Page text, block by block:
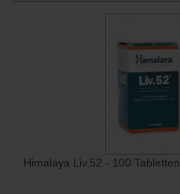
Himalaya Liv.52 - 100 Tabletten